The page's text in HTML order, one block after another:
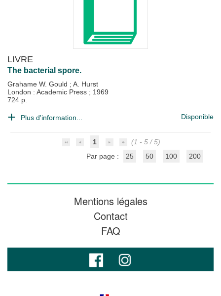
LIVRE
The bacterial spore.
Grahame W. Gould ; A. Hurst
London : Academic Press ; 1969
724 p.
Plus d'information... Disponible
1
(1 - 5 / 5)
Par page :
25 50 100 200
Mentions légales
Contact
FAQ